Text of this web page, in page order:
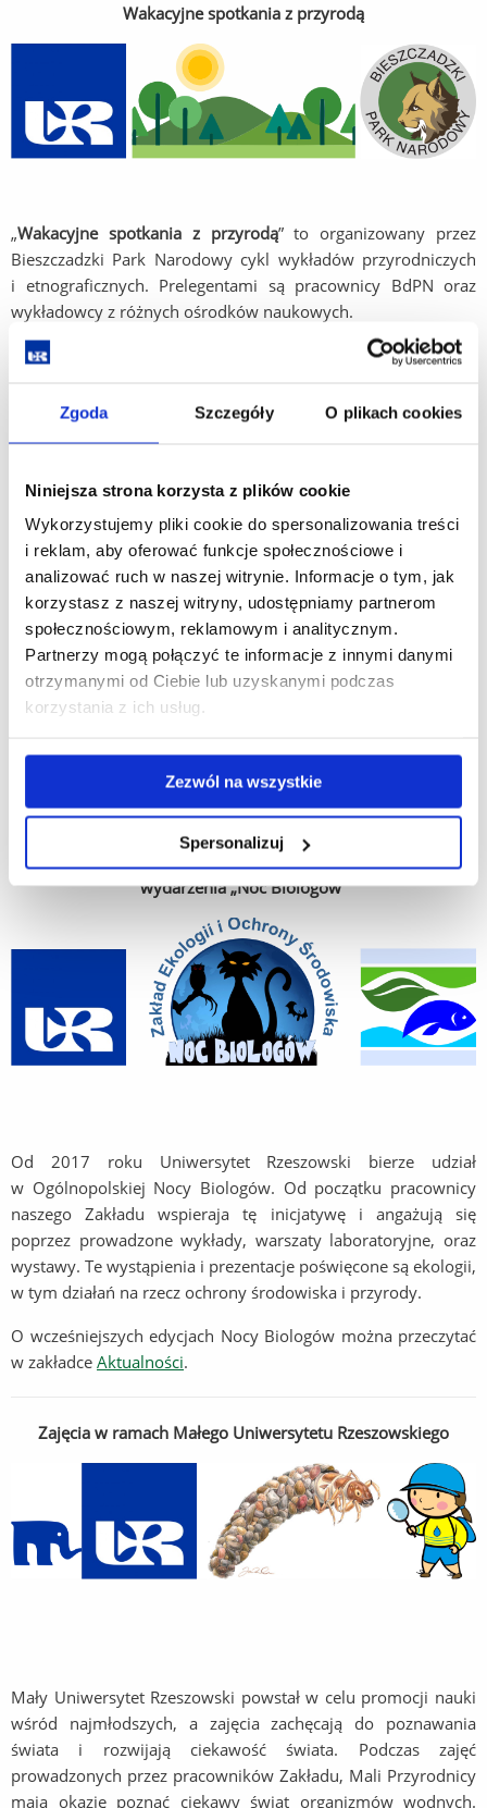
Zgoda Szczegóły O plikach cookies
Niniejsza strona korzysta z plików cookie
Wykorzystujemy pliki cookie do spersonalizowania treści
i reklam, aby oferować funkcje społecznościowe i
analizować ruch w naszej witrynie. Informacje o tym, jak
korzystasz z naszej witryny, udostępniamy partnerom
społecznościowym, reklamowym i analitycznym.
Partnerzy mogą połączyć te informacje z innymi danymi
otrzymanymi od Ciebie lub uzyskanymi podczas
korzystania z ich usług.
Zezwól na wszystkie
Spersonalizuj
Wakacyjne spotkania z przyrodą
„Wakacyjne spotkania z przyrodą” to organizowany przez
Bieszczadzki Park Narodowy cykl wykładów przyrodniczych
i etnograficznych. Prelegentami są pracownicy BdPN oraz
wykładowcy z różnych ośrodków naukowych.
Już wielokrotnie, od samego początku funkcjonowania
w ramach innych licznych warsztatów dla nauczycieli
z ostatnich spotkań odbyło się w Ośrodku Edukacji
Profesor K. Kukuła wygłosił wtedy wykład pt. „O rybach i nie
tylko – bieszczadzkie potoki cenne jak połoniny?”. Natomiast
wcześniejsze wystąpienia związane były z problemami
ochrony ekosystemów wodnych w Karpatach, walorami
ekologicznymi podkarpackich rzek, retencją wód w lasach
i efektami renaturyzacji potoków górskich, korytarzami
ekologicznymi czy prezentacją wybranych przedstawicieli
fauny wodnej Bieszczadzkiego Parku Narodowego.
O prelekcjach można przeczytać w Zakładce
oraz
Facebooku Bieszczadzkiego Parku Narodowego.
Warsztaty, wykłady i wystawy w ramach ogólnopolskiego
wydarzenia „Noc Biologów”
Od 2017 roku Uniwersytet Rzeszowski bierze udział
w Ogólnopolskiej Nocy Biologów. Od początku pracownicy
naszego Zakładu wspieraja tę inicjatywę i angażują się
poprzez prowadzone wykłady, warszaty laboratoryjne, oraz
wystawy. Te wystąpienia i prezentacje poświęcone są ekologii,
w tym działań na rzecz ochrony środowiska i przyrody.
O wcześniejszych edycjach Nocy Biologów można przeczytać
w zakładce Aktualności.
Zajęcia w ramach Małego Uniwersytetu Rzeszowskiego
Mały Uniwersytet Rzeszowski powstał w celu promocji nauki
wśród najmłodszych, a zajęcia zachęcają do poznawania
świata i rozwijają ciekawość świata. Podczas zajęć
prowadzonych przez pracowników Zakładu, Mali Przyrodnicy
mają okazję poznać ciekawy świat organizmów wodnych.